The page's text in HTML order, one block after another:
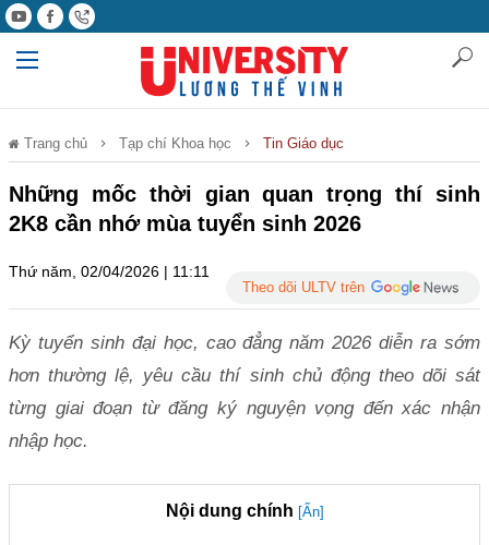
Trang chủ Tạp chí Khoa học Tin Giáo dục
Những mốc thời gian quan trọng thí sinh
2K8 cần nhớ mùa tuyển sinh 2026
Thứ năm, 02/04/2026 | 11:11
Theo dõi ULTV trên
Kỳ tuyển sinh đại học, cao đẳng năm 2026 diễn ra sớm
hơn thường lệ, yêu cầu thí sinh chủ động theo dõi sát
từng giai đoạn từ đăng ký nguyện vọng đến xác nhận
nhập học.
Nội dung chính [Ẩn]